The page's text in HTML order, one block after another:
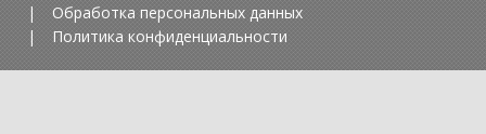
Обработка персональных данных
Политика конфиденциальности